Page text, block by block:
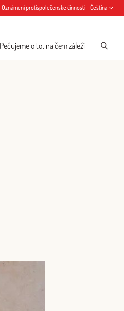
Oznámení protispolečenské činnosti Čeština
Pečujeme o to, na čem záleží